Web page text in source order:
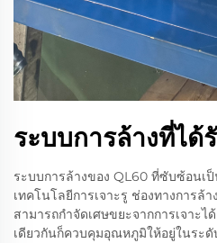
ระบบการล้างที่ได้
ระบบการล้างของ QL60 ที่ซับซ้อน
เทคโนโลยีการเจาะรู ช่องทางการล้
สามารถกำจัดเศษขยะจากการเจาะ
เดียวกันก็ควบคุมอุณหภูมิให้อยู่ในระดั